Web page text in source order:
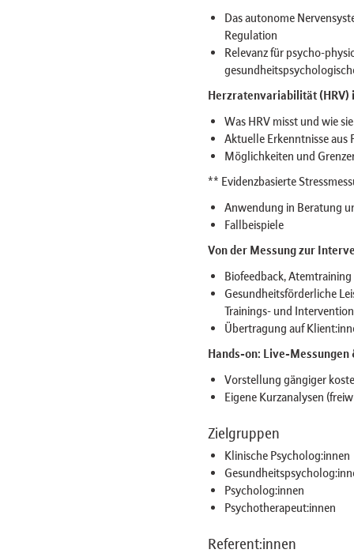
Das autonome
Regulation
Relevanz für psycho-
Herzratenvariabilität (HRV)
Was HRV misst und wie
Aktuelle Erkenntnisse aus
Möglichkeiten und
** Evidenzbasierte
Anwendung in Beratung
Fallbeispiele
Von der Messung zur
Biofeedback,
Gesundheitsförderliche
Trainings- und
Übertragung auf
Hands-on: Live-
Vorstellung gängiger
Eigene Kurzanalysen
Zielgruppen
Klinische Psycholog:innen
Psycholog:innen
Psychotherapeut:innen
Referent:innen